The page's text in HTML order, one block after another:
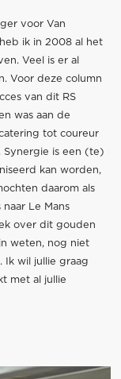
voor Van
ik in 2008 al het
Veel is er al
Voor deze column
van dit RS
was aan de
tot coureur
Synergie is een (te)
kan worden,
daarom als
Le Mans
over dit gouden
weten, nog niet
Ik wil jullie graag
met al jullie